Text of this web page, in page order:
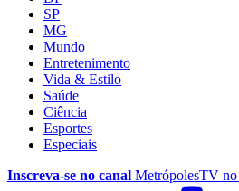
SP
MG
Mundo
Entretenimento
Vida & Estilo
Saúde
Ciência
Esportes
Especiais
Inscreva-se no canal MetrópolesTV no